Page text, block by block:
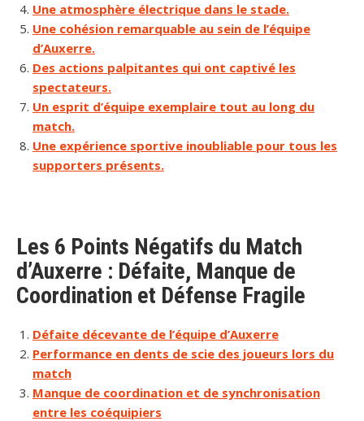
Une atmosphère électrique dans le stade.
Une cohésion remarquable au sein de l’équipe
d’Auxerre.
Des actions palpitantes qui ont captivé les
spectateurs.
Un esprit d’équipe exemplaire tout au long du
match.
Une expérience sportive inoubliable pour tous les
supporters présents.
Les 6 Points Négatifs du Match
d’Auxerre : Défaite, Manque de
Coordination et Défense Fragile
Défaite décevante de l’équipe d’Auxerre
Performance en dents de scie des joueurs lors du
match
Manque de coordination et de synchronisation
entre les coéquipiers